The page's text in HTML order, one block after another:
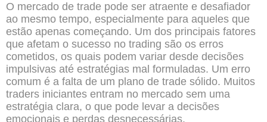
O mercado de trade pode ser atraente e desafiador
ao mesmo tempo, especialmente para aqueles que
estão apenas começando. Um dos principais fatores
que afetam o sucesso no trading são os erros
cometidos, os quais podem variar desde decisões
impulsivas até estratégias mal formuladas. Um erro
comum é a falta de um plano de trade sólido. Muitos
traders iniciantes entram no mercado sem uma
estratégia clara, o que pode levar a decisões
emocionais e perdas desnecessárias.